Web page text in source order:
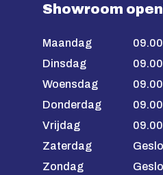
Showroom
Maandag
Dinsdag
Woensdag
Donderdag
Vrijdag
Zaterdag
Zondag